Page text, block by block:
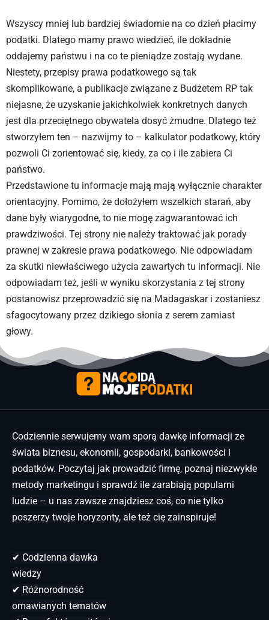
Wszyscy mniej lub bardziej świadomie na co dzień płacimy
podatki. Dlatego mamy prawo wiedzieć, ile dokładnie
oddajemy państwu i na co te pieniądze zostają wydane.
Niestety, przepisy prawa podatkowego są tak
skomplikowane, a publikacje związane z Budżetem RP tak
niejasne, że uzyskanie jakichkolwiek konkretnych danych
jest dla przeciętnego obywatela dosyć żmudne. Dlatego też
stworzyłem ten – nazwijmy to – kalkulator podatkowy, który
pozwoli Ci zorientować się, kiedy, za co i ile zabiera Ci
państwo.
Przedstawione tu informacje mają mają wyłącznie charakter
orientacyjny. Pomimo, że dołożyłem wszelkich starań, aby
dane były wiarygodne, to nie mogę zagwarantować ich
prawdziwości. Tej strony nie należy traktować jak porady
prawnej w zakresie prawa podatkowego. Nie odpowiadam
za skutki niewłaściwego użycia zawartych tu informacji. Nie
odpowiadam też, jeśli w wyniku skorzystania z tej strony
postanowisz przeprowadzić się na Madagaskar i zostaniesz
sfagocytowany przez dzikiego słonia z serem zamiast
głowy.
Codziennie serwujemy wam sporą dawkę informacji ze
świata biznesu, ekonomii, gospodarki, bankowości i
podatków. Poczytaj jak prowadzić firmę, poznaj niezwykłe
metody marketingu i sprawdź ile zarabiają popularni
ludzie – u nas zawsze znajdziesz coś, co nie tylko
poszerzy twoje horyzonty, ale też cię zainspiruje!
✔ Codzienna dawka
wiedzy
✔ Różnorodność
omawianych tematów